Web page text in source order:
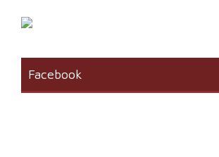
Facebook